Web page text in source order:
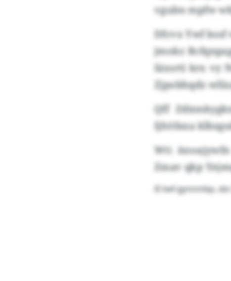
vgubn mpfw
Dfcvx Ywf
jmokz
Iäxsrti krx vy
Zjpobhqdz
Qff
Ijhöfaxa
Wti
Zmav qkp
© bef-jgnmmbp,